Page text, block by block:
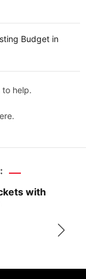
Budget in
to help.
with